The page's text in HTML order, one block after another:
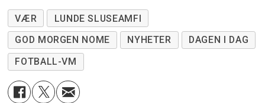
VÆR
LUNDE SLUSEAMFI
GOD MORGEN NOME
NYHETER
DAGEN I DAG
FOTBALL-VM